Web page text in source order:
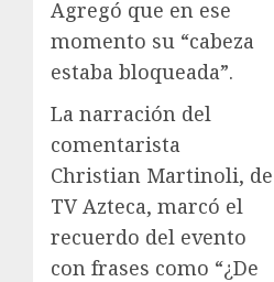
Agregó que en ese
momento su “cabeza
estaba bloqueada”.
La narración del
comentarista
Christian Martinoli, de
TV Azteca, marcó el
recuerdo del evento
con frases como “¿De